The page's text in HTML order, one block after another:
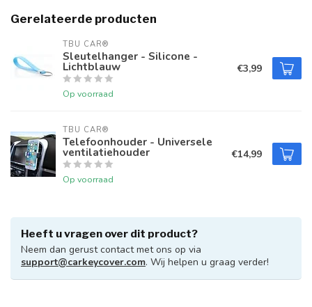
Gerelateerde producten
TBU CAR®
Sleutelhanger - Silicone -
Lichtblauw
Op voorraad
€3,99
TBU CAR®
Telefoonhouder - Universele
ventilatiehouder
Op voorraad
€14,99
Heeft u vragen over dit product?
Neem dan gerust contact met ons op via
support@carkeycover.com. Wij helpen u graag verder!